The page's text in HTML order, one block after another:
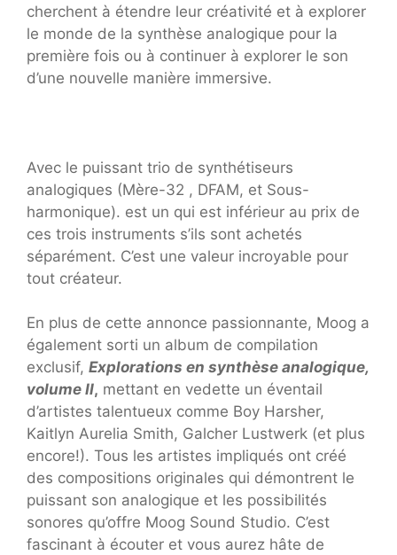
cherchent à étendre leur créativité et à explorer
le monde de la synthèse analogique pour la
première fois ou à continuer à explorer le son
d’une nouvelle manière immersive.
Avec le puissant trio de synthétiseurs
analogiques (Mère-32 , DFAM, et Sous-
harmonique). est un qui est inférieur au prix de
ces trois instruments s’ils sont achetés
séparément. C’est une valeur incroyable pour
tout créateur.
En plus de cette annonce passionnante, Moog a
également sorti un album de compilation
exclusif, Explorations en synthèse analogique,
volume II, mettant en vedette un éventail
d’artistes talentueux comme Boy Harsher,
Kaitlyn Aurelia Smith, Galcher Lustwerk (et plus
encore!). Tous les artistes impliqués ont créé
des compositions originales qui démontrent le
puissant son analogique et les possibilités
sonores qu’offre Moog Sound Studio. C’est
fascinant à écouter et vous aurez hâte de